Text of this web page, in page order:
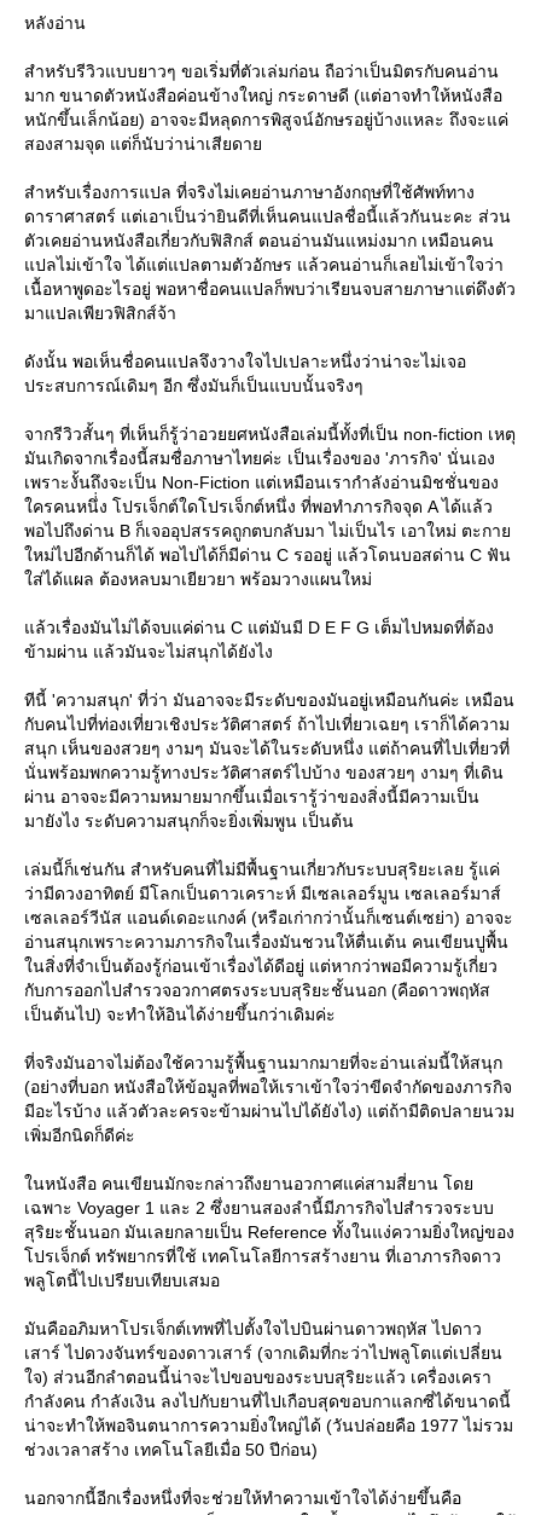
หลังอ่าน
สำหรับรีวิวแบบยาวๆ ขอเริ่มที่ตัวเล่มก่อน ถือว่าเป็นมิตรกับคนอ่าน
มาก ขนาดตัวหนังสือค่อนข้างใหญ่ กระดาษดี (แต่อาจทำให้หนังสือ
หนักขึ้นเล็กน้อย) อาจจะมีหลุดการพิสูจน์อักษรอยู่บ้างแหละ ถึงจะแค่
สองสามจุด แต่ก็นับว่าน่าเสียดา
สำหรับเรื่องการแปล ที่จริงไม่เคยอ่านภาษาอังกฤษที่ใช้ศัพท์ทาง
ดาราศาสตร์ แต่เอาเป็นว่ายินดีที่เห็นคนแปลชื่อนี้แล้วกันนะคะ ส่วน
ตัวเคยอ่านหนังสือเกี่ยวกับฟิสิกส์ ตอนอ่านมันแหม่งมาก เหมือนคน
ปลไม่เข้าใจ ได้แต่แปลตามตัวอักษร แล้วคนอ่านก็เลยไม่เข้าใจว่า
เนื้อหาพูดอะไรอยู่ พอหาชื่อคนแปลก็พบว่าเรียนจบสายภาษาแต่ดึงตัว
มาแปลเพียวฟิสิกส์จ้า
ดังนั้น พอเห็นชื่อคนแปลจึงวางใจไปเปลาะหนึ่งว่าน่าจะไม่เจอ
ประสบการณ์เดิมๆ อีก ซึ่งมันก็เป็นแบบนั้นจริงๆ
จากรีวิวสั้นๆ ที่เห็นก็รู้ว่าอวยยศหนังสือเล่มนี้ทั้งที่เป็น non-fiction เหตุ
มันเกิดจากเรื่องนี้สมชื่อภาษาไทยค่ะ เป็นเรื่องของ 'ภารกิจ' นั่นเอง
เพราะงั้นถึงจะเป็น Non-Fiction แต่เหมือนเรากำลังอ่านมิชชั่นของ
ครคนหนึ่่ง โปรเจ็กต์ใดโปรเจ็กต์หนึ่ง ที่พอทำภารกิจจุด A ได้แล้ว
พอไปถึงด่าน B ก็เจออุปสรรคถูกตบกลับมา ไม่เป็นไร เอาใหม่ ตะกา
หม่ไปอีกด้านก็ได้ พอไปได้ก็มีด่าน C รออยู่ แล้วโดนบอสด่าน C ฟัน
ส่ได้แผล ต้องหลบมาเยียวยา พร้อมวางแผนใหม่
ล้วเรื่องมันไม่ได้จบแค่ด่าน C แต่มันมี D E F G เต็มไปหมดที่ต้อง
ข้ามผ่าน แล้วมันจะไม่สนุกได้ยังไง
ทีนี้ 'ความสนุก' ที่ว่า มันอาจจะมีระดับของมันอยู่เหมือนกันค่ะ เหมือน
กับคนไปที่ท่องเที่ยวเชิงประวัติศาสตร์ ถ้าไปเที่ยวเฉยๆ เราก็ได้ความ
สนุก เห็นของสวยๆ งามๆ มันจะได้ในระดับหนึ่ง แต่ถ้าคนที่ไปเที่ยวที่
นั่นพร้อมพกความรู้ทางประวัติศาสตร์ไปบ้าง ของสวยๆ งามๆ ที่เดิน
ผ่าน อาจจะมีความหมายมากขึ้นเมื่อเรารู้ว่าของสิ่งนี้มีความเป็น
มายังไง ระดับความสนุกก็จะยิ่งเพิ่มพูน เป็นต้น
เล่มนี้ก็เช่นกัน สำหรับคนที่ไม่มีพื้นฐานเกี่ยวกับระบบสุริยะเลย รู้แค่
ว่ามีดวงอาทิตย์ มีโลกเป็นดาวเคราะห์ มีเซลเลอร์มูน เซลเลอร์มาส์
เซลเลอร์วีนัส แอนด์เดอะแกงค์ (หรือเก่ากว่านั้นก็เซนต์เซย่า) อาจจะ
อ่านสนุกเพราะความภารกิจในเรื่องมันชวนให้ตื่นเต้น คนเขียนปูพื้น
นสิ่งที่จำเป็นต้องรู้ก่อนเข้าเรื่องได้ดีอยู่ แต่หากว่าพอมีความรู้เกี่ยว
กับการออกไปสำรวจอวกาศตรงระบบสุริยะชั้นนอก (คือดาวพฤหัส
เป็นต้นไป) จะทำให้อินได้ง่ายขึ้นกว่าเดิมค่ะ
ที่จริงมันอาจไม่ต้องใช้ความรู้พื้นฐานมากมายที่จะอ่านเล่มนี้ให้สนุก
(อย่างที่บอก หนังสือให้ข้อมูลที่พอให้เราเข้าใจว่าขีดจำกัดของภารกิจ
มีอะไรบ้าง แล้วตัวละครจะข้ามผ่านไปได้ยังไง) แต่ถ้ามีติดปลายนวม
เพิ่มอีกนิดก็ดีค่ะ
นหนังสือ คนเขียนมักจะกล่าวถึงยานอวกาศแค่สามสี่ยาน โด
เฉพาะ Voyager 1 และ 2 ซึ่งยานสองลำนี้มีภารกิจไปสำรวจระบบ
สุริยะชั้นนอก มันเลยกลายเป็น Reference ทั้งในแง่ความยิ่งใหญ่ของ
ปรเจ็กต์ ทรัพยากรที่ใช้ เทคโนโลยีการสร้างยาน ที่เอาภารกิจดาว
พลูโตนี้ไปเปรียบเทียบเสมอ
มันคืออภิมหาโปรเจ็กต์เทพที่ไปตั้งใจไปบินผ่านดาวพฤหัส ไปดาว
เสาร์ ไปดวงจันทร์ของดาวเสาร์ (จากเดิมที่กะว่าไปพลูโตแต่เปลี่ยน
จ) ส่วนอีกลำตอนนี้น่าจะไปขอบของระบบสุริยะแล้ว เครื่องเครา
กำลังคน กำลังเงิน ลงไปกับยานที่ไปเกือบสุดขอบกาแลกซี่ได้ขนาดนี้
น่าจะทำให้พอจินตนาการความยิ่งใหญ่ได้ (วันปล่อยคือ 1977 ไม่รวม
ช่วงเวลาสร้าง เทคโนโลยีเมื่อ 50 ปีก่อน)
นอกจากนี้อีกเรื่องหนึ่งที่จะช่วยให้ทำความเข้าใจได้ง่ายขึ้นคือ